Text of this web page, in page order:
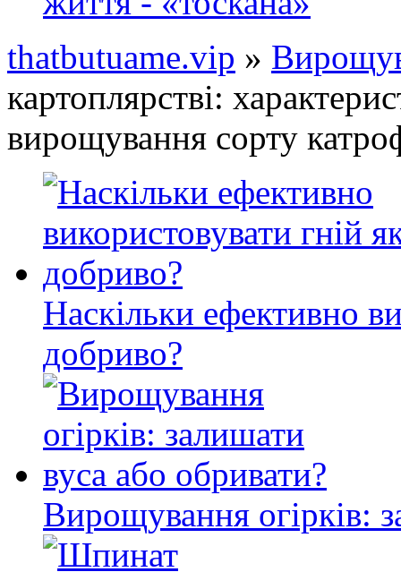
thatbutuame.vip »
картоплярстві:
вирощування сорту
Наскільки ефективно
добриво?
Вирощування огірків: